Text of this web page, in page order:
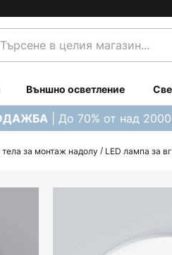
Външно осветление
| До 70% от над
за монтаж надолу LED лампа за